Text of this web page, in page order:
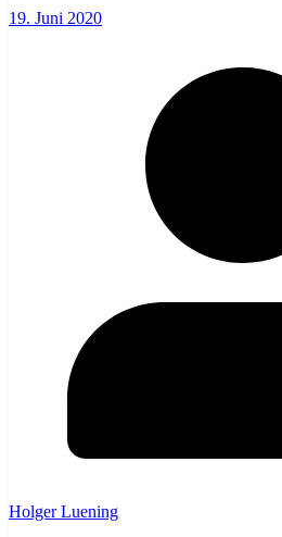
19. Juni 2020
Holger Luening